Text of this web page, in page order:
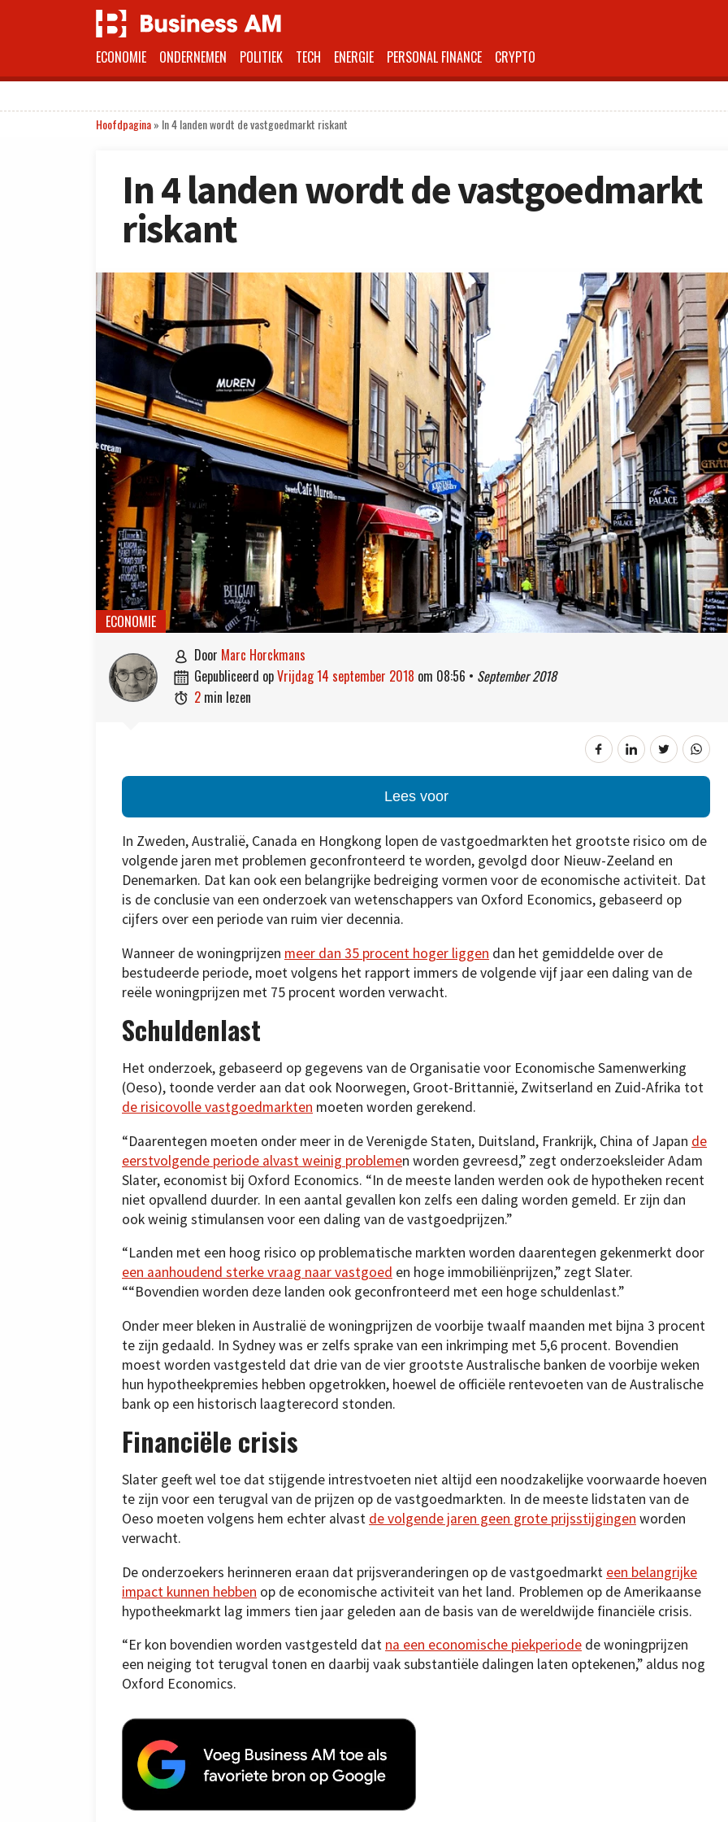
ECONOMIE ONDERNEMEN POLITIEK TECH ENERGIE PERSONAL FINANCE CRYPTO
Hoofdpagina» In 4 landen wordt de vastgoedmarkt riskant
In 4 landen wordt de vastgoedmarkt
riskant
ECONOMIE
 door Marc Horckmans
 gepubliceerd op vrijdag 14 september 2018 om 08:56 • September 2018
 2 min lezen
Lees voor
In Zweden, Australië, Canada en Hongkong lopen de vastgoedmarkten het grootste risico om de
volgende jaren met problemen geconfronteerd te worden, gevolgd door Nieuw-Zeeland en
Denemarken. Dat kan ook een belangrijke bedreiging vormen voor de economische activiteit. Dat
is de conclusie van een onderzoek van wetenschappers van Oxford Economics, gebaseerd op
cijfers over een periode van ruim vier decennia.
Wanneer de woningprijzen meer dan 35 procent hoger liggen dan het gemiddelde over de
bestudeerde periode, moet volgens het rapport immers de volgende vijf jaar een daling van de
reële woningprijzen met 75 procent worden verwacht.
Schuldenlast
Het onderzoek, gebaseerd op gegevens van de Organisatie voor Economische Samenwerking
(Oeso), toonde verder aan dat ook Noorwegen, Groot-Brittannië, Zwitserland en Zuid-Afrika tot
de risicovolle vastgoedmarkten moeten worden gerekend.
“Daarentegen moeten onder meer in de Verenigde Staten, Duitsland, Frankrijk, China of Japan de
eerstvolgende periode alvast weinig problemen worden gevreesd,” zegt onderzoeksleider Adam
Slater, economist bij Oxford Economics. “In de meeste landen werden ook de hypotheken recent
niet opvallend duurder. In een aantal gevallen kon zelfs een daling worden gemeld. Er zijn dan
ook weinig stimulansen voor een daling van de vastgoedprijzen.”
“Landen met een hoog risico op problematische markten worden daarentegen gekenmerkt door
een aanhoudend sterke vraag naar vastgoed en hoge immobiliënprijzen,” zegt Slater.
““Bovendien worden deze landen ook geconfronteerd met een hoge schuldenlast.”
Onder meer bleken in Australië de woningprijzen de voorbije twaalf maanden met bijna 3 procent
te zijn gedaald. In Sydney was er zelfs sprake van een inkrimping met 5,6 procent. Bovendien
moest worden vastgesteld dat drie van de vier grootste Australische banken de voorbije weken
hun hypotheekpremies hebben opgetrokken, hoewel de officiële rentevoeten van de Australische
bank op een historisch laagterecord stonden.
Financiële crisis
Slater geeft wel toe dat stijgende intrestvoeten niet altijd een noodzakelijke voorwaarde hoeven
te zijn voor een terugval van de prijzen op de vastgoedmarkten. In de meeste lidstaten van de
Oeso moeten volgens hem echter alvast de volgende jaren geen grote prijsstijgingen worden
verwacht.
De onderzoekers herinneren eraan dat prijsveranderingen op de vastgoedmarkt een belangrijke
impact kunnen hebben op de economische activiteit van het land. Problemen op de Amerikaanse
hypotheekmarkt lag immers tien jaar geleden aan de basis van de wereldwijde financiële crisis.
“Er kon bovendien worden vastgesteld dat na een economische piekperiode de woningprijzen
een neiging tot terugval tonen en daarbij vaak substantiële dalingen laten optekenen,” aldus nog
Oxford Economics.